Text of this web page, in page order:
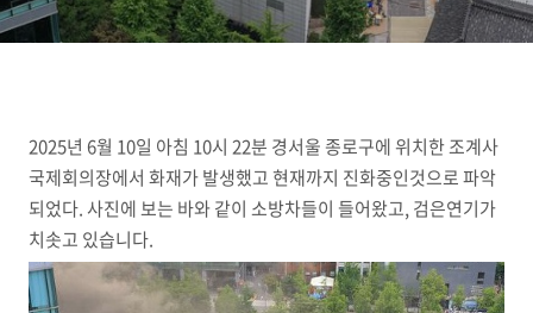
2025년 6월 10일 아침 10시 22분 경서울 종로구에 위치한 조계사
국제회의장에서 화재가 발생했고 현재까지 진화중인것으로 파악
되었다. 사진에 보는 바와 같이 소방차들이 들어왔고, 검은연기가
치솟고 있습니다.